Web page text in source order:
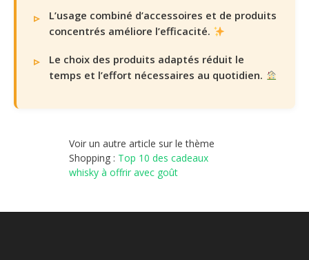
L’usage combiné d’accessoires et de produits
concentrés améliore l’efficacité.
Le choix des produits adaptés réduit le
temps et l’effort nécessaires au quotidien.
Voir un autre article sur le thème
Shopping : Top 10 des cadeaux
whisky à offrir avec goût